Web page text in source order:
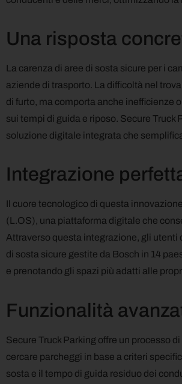
Una risposta
La carenza di aree di sosta sicure per i
aziende di trasporto. La difficoltà nel
di furto, ma comporta anche inefficienze
sui tempi di guida e riposo. Secure
soluzione digitale integrata che
Integrazione
Il cuore tecnologico di questa
(L.OS), una piattaforma digitale che
Attraverso questa integrazione, gli utenti
di sosta sicure gestite da Bosch in 14
e prenotando gli spazi più adatti alle
Funzionalità
Secure Truck Parking offre un processo
cercare parcheggi in base a criteri
sosta e il tempo di guida residuo dei